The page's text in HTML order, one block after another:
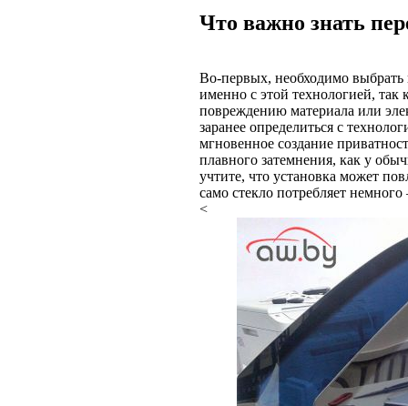
Что важно знать
Во-первых, необходимо
именно с этой технологией,
повреждению материала или
заранее определиться с
мгновенное создание
плавного затемнения, как у
учтите, что установка может
само стекло потребляет
<